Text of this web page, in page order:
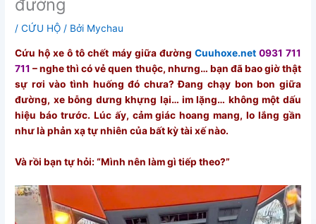
đường
/CỨU HỘ / Bởi Mychau
Cứu hộ xe ô tô chết máy giữa đường Cuuhoxe.net 0931 711
711 – nghe thì có vẻ quen thuộc, nhưng… bạn đã bao giờ thật
sự rơi vào tình huống đó chưa? Đang chạy bon bon giữa
đường, xe bỗng dưng khựng lại… im lặng… không một dấu
hiệu báo trước. Lúc ấy, cảm giác hoang mang, lo lắng gần
như là phản xạ tự nhiên của bất kỳ tài xế nào.
Và rồi bạn tự hỏi: “Mình nên làm gì tiếp theo?”